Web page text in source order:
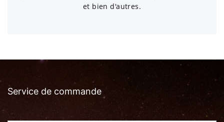
et bien d'autres.
Service de commande